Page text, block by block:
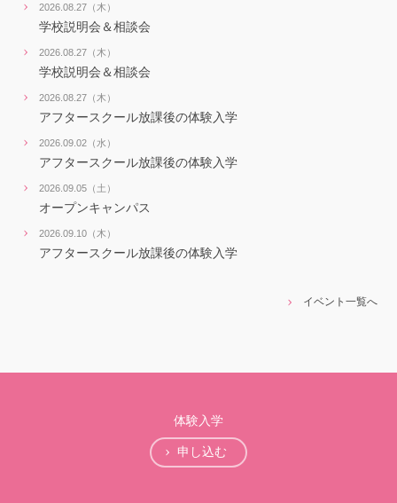
2026.08.27（木）
学校説明会＆相談会
2026.08.27（木）
学校説明会＆相談会
2026.08.27（木）
アフタースクール放課後の体験入学
2026.09.02（水）
アフタースクール放課後の体験入学
2026.09.05（土）
オープンキャンパス
2026.09.10（木）
アフタースクール放課後の体験入学
イベント一覧へ
体験入学
申し込む